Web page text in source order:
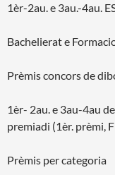
1èr-2au. e 3au.-4au.
Bachelierat e
Prèmis concors de
1èr- 2au. e 3au-4au
premiadi (1èr. prèmi,
Prèmis per categoria